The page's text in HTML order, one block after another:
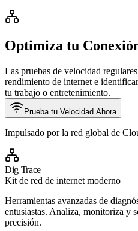
Optimiza tu
Las pruebas de velocidad
rendimiento de internet e
tu trabajo o entretenimiento.
Prueba tu Velocidad Ahora
Impulsado por la red global de
Dig Trace
Kit de red de internet moderno
Herramientas avanzadas de
entusiastas. Analiza, monitoriza y
precisión.